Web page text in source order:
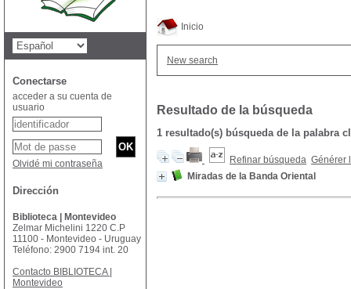
Inicio
New search
Resultado de la búsqueda
1 resultado(s) búsqueda de la palabra
Refinar búsqueda Générer
Miradas de la Banda Oriental
Conectarse
acceder a su cuenta de
usuario
Olvidé mi contraseña
Dirección
Biblioteca | Montevideo
Zelmar Michelini 1220 C.P
11100 - Montevideo - Uruguay
Teléfono: 2900 7194 int. 20
Contacto BIBLIOTECA |
Montevideo